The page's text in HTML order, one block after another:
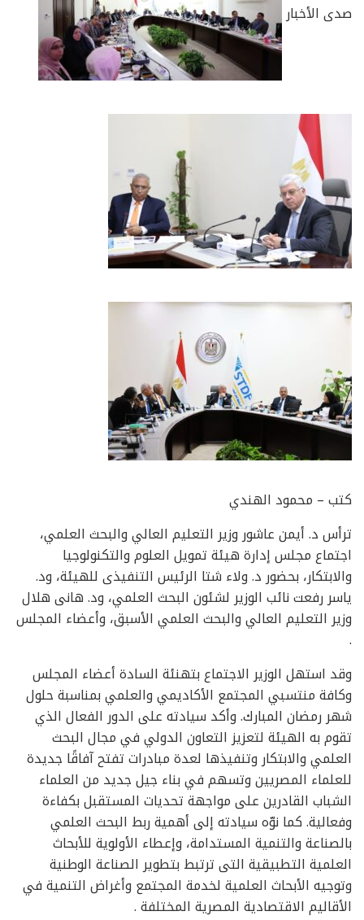
صدى الأخبار
كتب – محمود الهندي
ترأس د. أيمن عاشور وزير التعليم العالي والبحث العلمي،
اجتماع مجلس إدارة هيئة تمويل العلوم والتكنولوجيا
والابتكار، بحضور د. ولاء شتا الرئيس التنفيذى للهيئة، ود.
ياسر رفعت نائب الوزير لشئون البحث العلمي، ود. هانى هلال
وزير التعليم العالي والبحث العلمي الأسبق، وأعضاء المجلس
.
وقد استهل الوزير الاجتماع بتهنئة السادة أعضاء المجلس
وكافة منتسبي المجتمع الأكاديمي والعلمي بمناسبة حلول
شهر رمضان المبارك. وأكد سيادته على الدور الفعال الذي
تقوم به الهيئة لتعزيز التعاون الدولي في مجال البحث
العلمي والابتكار وتنفيذها لعدة مبادرات تفتح آفاقًا جديدة
للعلماء المصريين وتسهم في بناء جيل جديد من العلماء
الشباب القادرين على مواجهة تحديات المستقبل بكفاءة
وفعالية. كما نوّه سيادته إلى أهمية ربط البحث العلمي
بالصناعة والتنمية المستدامة، وإعطاء الأولوية للأبحاث
العلمية التطبيقية التى ترتبط بتطوير الصناعة الوطنية
وتوجيه الأبحاث العلمية لخدمة المجتمع وأغراض التنمية في
الأقاليم الاقتصادية المصرية المختلفة .